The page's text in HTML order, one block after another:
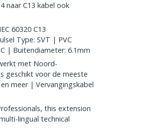
naar C13 kabel ook
60320 C13
Type: SVT | PVC
| Buitendiameter: 6.1mm
met Noord-
geschikt voor de meeste
meer | Vervangingskabel
this extension
lingual technical